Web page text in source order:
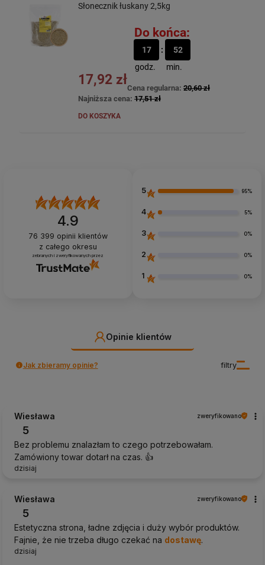
Słonecznik łuskany 2,5kg
Do końca:
17
godz.
52
min.
17,92 zł
Cena regularna: 20,60 zł
Najniższa cena: 17,51 zł
DO KOSZYKA
4.9
76 399 opinii klientów
z całego okresu
zebranych i zweryfikowanych przez
5 95%
4 5%
3 0%
2 0%
1 0%
Opinie klientów
filtry
Jak zbieramy opinie?
Wiesława zweryfikowano
5
Bez problemu znalazłam to czego potrzebowałam.
Zamówiony towar dotarł na czas. 👍️
dzisiaj
Wiesława zweryfikowano
5
Estetyczna strona, ładne zdjęcia i duży wybór produktów.
Fajnie, że nie trzeba długo czekać na dostawę.
dzisiaj